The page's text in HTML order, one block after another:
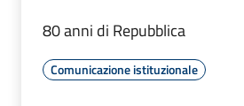
80 anni di Repubblica
Comunicazione istituzionale